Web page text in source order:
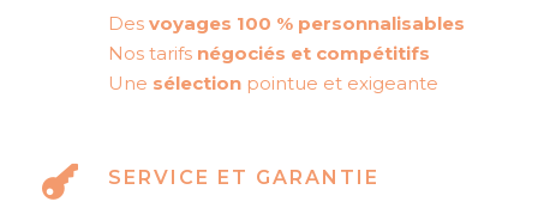
Des voyages 100 % personnalisables
Nos tarifs négociés et compétitifs
Une sélection pointue et exigeante
SERVICE ET GARANTIE